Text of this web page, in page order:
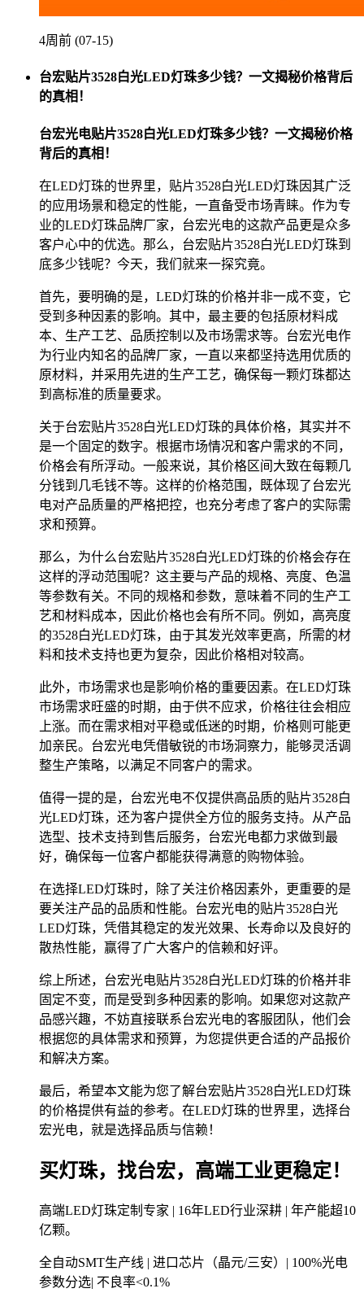
4周前 (07-15)
台宏贴片3528白光LED灯珠多少钱？一文揭秘价格背后
的真相！
台宏光电贴片3528白光LED灯珠多少钱？一文揭秘价格
背后的真相！
在LED灯珠的世界里，贴片3528白光LED灯珠因其广泛
的应用场景和稳定的性能，一直备受市场青睐。作为专
业的LED灯珠品牌厂家，台宏光电的这款产品更是众多
客户心中的优选。那么，台宏贴片3528白光LED灯珠到
底多少钱呢？今天，我们就来一探究竟。
首先，要明确的是，LED灯珠的价格并非一成不变，它
受到多种因素的影响。其中，最主要的包括原材料成
本、生产工艺、品质控制以及市场需求等。台宏光电作
为行业内知名的品牌厂家，一直以来都坚持选用优质的
原材料，并采用先进的生产工艺，确保每一颗灯珠都达
到高标准的质量要求。
关于台宏贴片3528白光LED灯珠的具体价格，其实并不
是一个固定的数字。根据市场情况和客户需求的不同，
价格会有所浮动。一般来说，其价格区间大致在每颗几
分钱到几毛钱不等。这样的价格范围，既体现了台宏光
电对产品质量的严格把控，也充分考虑了客户的实际需
求和预算。
那么，为什么台宏贴片3528白光LED灯珠的价格会存在
这样的浮动范围呢？这主要与产品的规格、亮度、色温
等参数有关。不同的规格和参数，意味着不同的生产工
艺和材料成本，因此价格也会有所不同。例如，高亮度
的3528白光LED灯珠，由于其发光效率更高，所需的材
料和技术支持也更为复杂，因此价格相对较高。
此外，市场需求也是影响价格的重要因素。在LED灯珠
市场需求旺盛的时期，由于供不应求，价格往往会相应
上涨。而在需求相对平稳或低迷的时期，价格则可能更
加亲民。台宏光电凭借敏锐的市场洞察力，能够灵活调
整生产策略，以满足不同客户的需求。
值得一提的是，台宏光电不仅提供高品质的贴片3528白
光LED灯珠，还为客户提供全方位的服务支持。从产品
选型、技术支持到售后服务，台宏光电都力求做到最
好，确保每一位客户都能获得满意的购物体验。
在选择LED灯珠时，除了关注价格因素外，更重要的是
要关注产品的品质和性能。台宏光电的贴片3528白光
LED灯珠，凭借其稳定的发光效果、长寿命以及良好的
散热性能，赢得了广大客户的信赖和好评。
综上所述，台宏光电贴片3528白光LED灯珠的价格并非
固定不变，而是受到多种因素的影响。如果您对这款产
品感兴趣，不妨直接联系台宏光电的客服团队，他们会
根据您的具体需求和预算，为您提供更合适的产品报价
和解决方案。
最后，希望本文能为您了解台宏贴片3528白光LED灯珠
的价格提供有益的参考。在LED灯珠的世界里，选择台
宏光电，就是选择品质与信赖！
买灯珠，找台宏，高端工业更稳定！
高端LED灯珠定制专家 | 16年LED行业深耕 | 年产能超10
亿颗。
全自动SMT生产线 | 进口芯片（晶元/三安）| 100%光电
参数分选| 不良率<0.1%